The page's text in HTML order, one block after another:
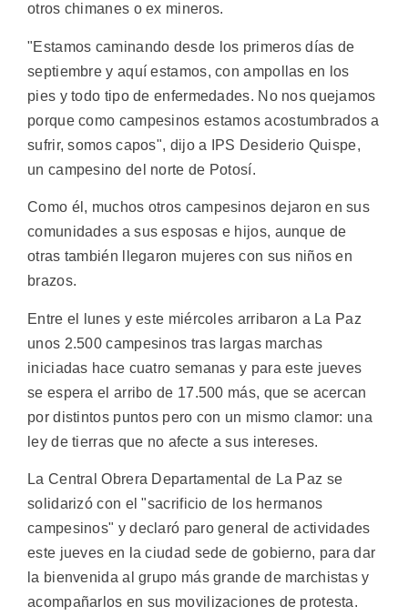
otros chimanes o ex mineros.
"Estamos caminando desde los primeros días de
septiembre y aquí estamos, con ampollas en los
pies y todo tipo de enfermedades. No nos quejamos
porque como campesinos estamos acostumbrados a
sufrir, somos capos", dijo a IPS Desiderio Quispe,
un campesino del norte de Potosí.
Como él, muchos otros campesinos dejaron en sus
comunidades a sus esposas e hijos, aunque de
otras también llegaron mujeres con sus niños en
brazos.
Entre el lunes y este miércoles arribaron a La Paz
unos 2.500 campesinos tras largas marchas
iniciadas hace cuatro semanas y para este jueves
se espera el arribo de 17.500 más, que se acercan
por distintos puntos pero con un mismo clamor: una
ley de tierras que no afecte a sus intereses.
La Central Obrera Departamental de La Paz se
solidarizó con el "sacrificio de los hermanos
campesinos" y declaró paro general de actividades
este jueves en la ciudad sede de gobierno, para dar
la bienvenida al grupo más grande de marchistas y
acompañarlos en sus movilizaciones de protesta.